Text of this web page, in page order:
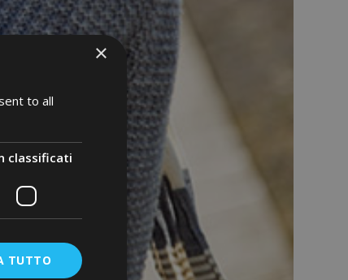
×
to all
classificati
TUTTO